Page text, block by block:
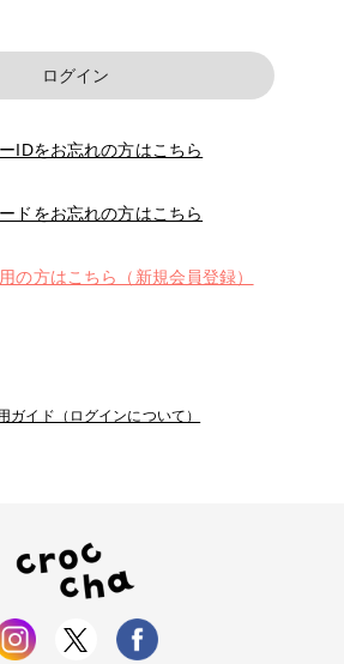
ログイン
IDをお忘れの方はこちら
ドをお忘れの方はこちら
の方はこちら（新規会員登録）
ガイド（ログインについて）